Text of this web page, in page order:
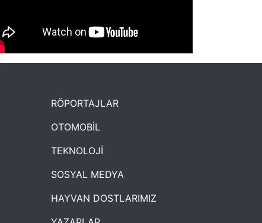
NYXmag 2. Yaş Kutlama Etkinliği
RÖPORTAJLAR
OTOMOBİL
TEKNOLOJİ
SOSYAL MEDYA
HAYVAN DOSTLARIMIZ